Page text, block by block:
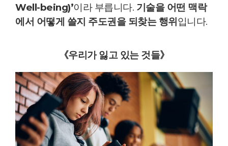
Well-being)’이라 부릅니다. 기술을 어떤 맥락
에서 어떻게 쓸지 주도권을 되찾는 행위 입니다.
《우리가 잃고 있는 것들》